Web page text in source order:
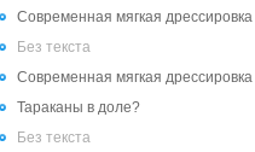
Современная мягкая
Без текста
Современная мягкая
Тараканы в доле?
Без текста